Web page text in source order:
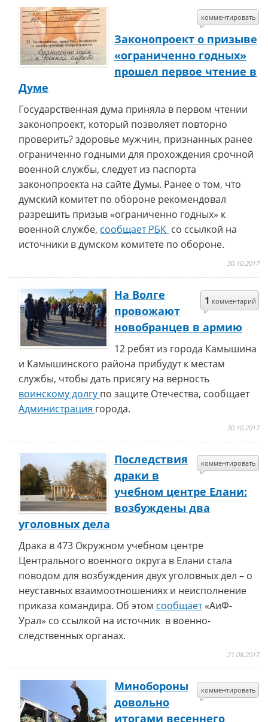
комментировать
Законопроект о призыве
«ограниченно годных»
прошел первое чтение в
Думе
Государственная дума приняла в первом чтении
законопроект, который позволяет повторно
проверить? здоровье мужчин, признанных ранее
ограниченно годными для прохождения срочной
военной службы, следует из паспорта
законопроекта на сайте Думы. Ранее о том, что
думский комитет по обороне рекомендовал
разрешить призыв «ограниченно годных» к
военной службе, сообщает РБК со ссылкой на
источники в думском комитете по обороне.
30.10.2017
1 комментарий
На Волге
провожают
новобранцев в армию
12 ребят из города Камышина
и Камышинского района прибудут к местам
службы, чтобы дать присягу на верность
воинскому долгу по защите Отечества, сообщает
Администрация города.
30.10.2017
комментировать
Последствия
драки в
учебном центре Елани:
возбуждены два
уголовных дела
Драка в 473 Окружном учебном центре
Центрального военного округа в Елани стала
поводом для возбуждения двух уголовных дел – о
неуставных взаимоотношениях и неисполнение
приказа командира. Об этом сообщает«АиФ-
Урал» со ссылкой на источник в военно-
следственных органах.
21.08.2017
комментировать
Минобороны
довольно
итогами весеннего